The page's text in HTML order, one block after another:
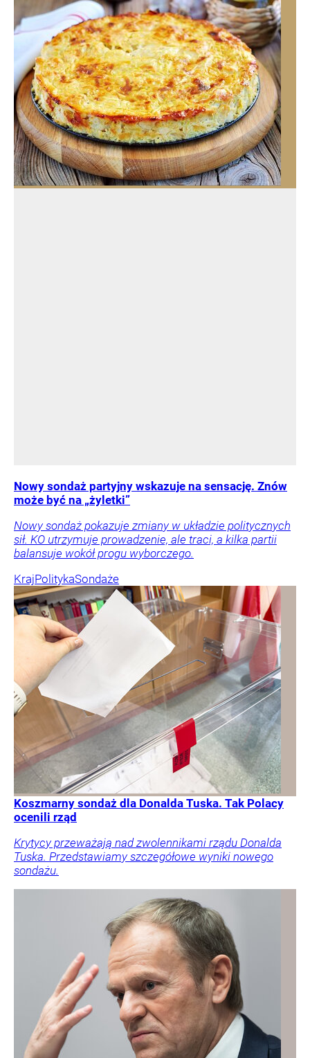
Nowy sondaż partyjny wskazuje na sensację. Znów
może być na „żyletki”
Nowy sondaż pokazuje zmiany w układzie politycznych
sił. KO utrzymuje prowadzenie, ale traci, a kilka partii
balansuje wokół progu wyborczego.
KrajPolitykaSondaże
Koszmarny sondaż dla Donalda Tuska. Tak Polacy
ocenili rząd
Krytycy przeważają nad zwolennikami rządu Donalda
Tuska. Przedstawiamy szczegółowe wyniki nowego
sondażu.